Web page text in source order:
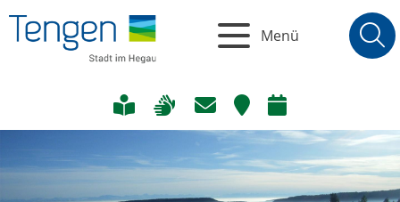
Menü